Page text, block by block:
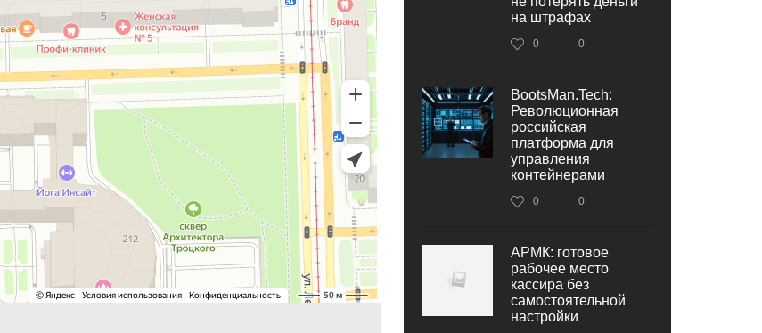
на штрафах
0 0
BootsMan.Tech:
Революционная
российская
платформа для
управления
контейнерами
0 0
АРМК: готовое
рабочее место
кассира без
самостоятельной
настройки